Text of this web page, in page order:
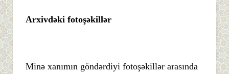
Arxivdəki fotoşəkillər
Minə xanımın göndərdiyi fotoşəkillər arasında